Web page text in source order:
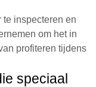
te inspecteren en
om het in
profiteren tijdens
speciaal